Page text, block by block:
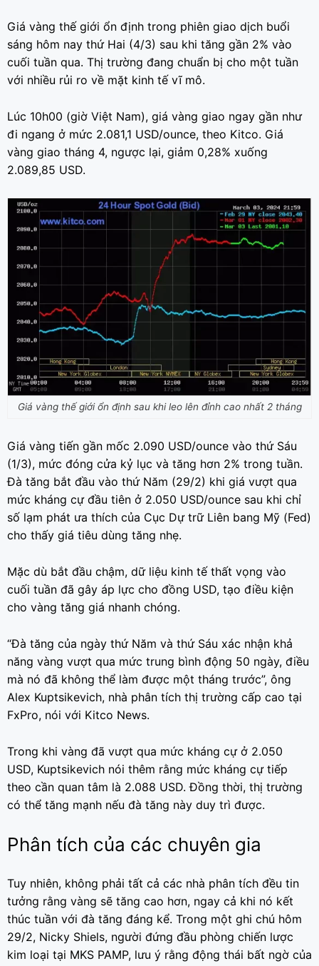
Giá vàng thế giới ổn định trong phiên giao dịch buổi
sáng hôm nay thứ Hai (4/3) sau khi tăng gần 2% vào
cuối tuần qua. Thị trường đang chuẩn bị cho một tuần
với nhiều rủi ro về mặt kinh tế vĩ mô.
Lúc 10h00 (giờ Việt Nam), giá vàng giao ngay gần như
đi ngang ở mức 2.081,1 USD/ounce, theo Kitco. Giá
vàng giao tháng 4, ngược lại, giảm 0,28% xuống
2.089,85 USD.
Giá vàng thế giới ổn định sau khi leo lên đỉnh cao nhất 2 tháng
Giá vàng tiến gần mốc 2.090 USD/ounce vào thứ Sáu
(1/3), mức đóng cửa kỷ lục và tăng hơn 2% trong tuần.
Đà tăng bắt đầu vào thứ Năm (29/2) khi giá vượt qua
mức kháng cự đầu tiên ở 2.050 USD/ounce sau khi chỉ
số lạm phát ưa thích của Cục Dự trữ Liên bang Mỹ (Fed)
cho thấy giá tiêu dùng tăng nhẹ.
Mặc dù bắt đầu chậm, dữ liệu kinh tế thất vọng vào
cuối tuần đã gây áp lực cho đồng USD, tạo điều kiện
cho vàng tăng giá nhanh chóng.
“Đà tăng của ngày thứ Năm và thứ Sáu xác nhận khả
năng vàng vượt qua mức trung bình động 50 ngày, điều
mà nó đã không thể làm được một tháng trước”, ông
Alex Kuptsikevich, nhà phân tích thị trường cấp cao tại
FxPro, nói với Kitco News.
Trong khi vàng đã vượt qua mức kháng cự ở 2.050
USD, Kuptsikevich nói thêm rằng mức kháng cự tiếp
theo cần quan tâm là 2.088 USD. Đồng thời, thị trường
có thể tăng mạnh nếu đà tăng này duy trì được.
Phân tích của các chuyên gia
Tuy nhiên, không phải tất cả các nhà phân tích đều tin
tưởng rằng vàng sẽ tăng cao hơn, ngay cả khi nó kết
thúc tuần với đà tăng đáng kể. Trong một ghi chú hôm
29/2, Nicky Shiels, người đứng đầu phòng chiến lược
kim loại tại MKS PAMP, lưu ý rằng động thái bất ngờ của